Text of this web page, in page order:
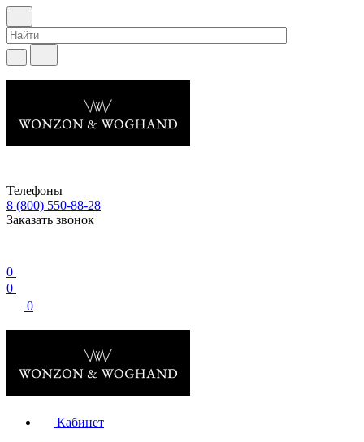
Телефоны
8 (800) 550-88-28
Заказать звонок
0
0
0
Кабинет